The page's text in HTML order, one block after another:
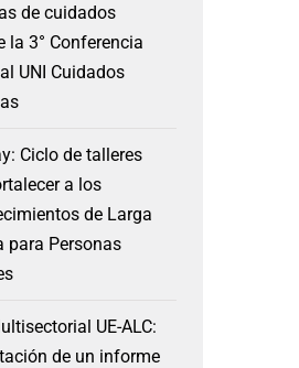
de cuidados
la 3° Conferencia
UNI Cuidados
Ciclo de talleres
a los
de Larga
para Personas
UE-ALC:
de un informe